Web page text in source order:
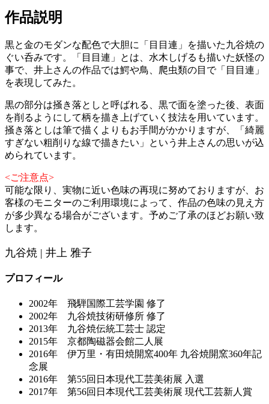
作品説明
黒と金のモダンな配色で大胆に「目目連」を描いた九谷焼の
ぐい呑みです。「目目連」とは、水木しげるも描いた妖怪の
事で、井上さんの作品では鰐や鳥、爬虫類の目で「目目連」
を表現してみた。
黒の部分は掻き落としと呼ばれる、黒で面を塗った後、表面
を削るようにして柄を描き上げていく技法を用いています。
掻き落としは筆で描くよりもお手間がかかりますが、「綺麗
すぎない粗削りな線で描きたい」という井上さんの思いが込
められています。
<ご注意点>
可能な限り、実物に近い色味の再現に努めておりますが、お
客様のモニターのご利用環境によって、作品の色味の見え方
が多少異なる場合がございます。予めご了承のほどお願い致
します。
九谷焼 | 井上 雅子
プロフィール
2002年 飛騨国際工芸学園 修了
2002年 九谷焼技術研修所 修了
2013年 九谷焼伝統工芸士 認定
2015年 京都陶磁器会館二人展
2016年 伊万里・有田焼開窯400年 九谷焼開窯360年記
念展
2016年 第55回日本現代工芸美術展 入選
2017年 第56回日本現代工芸美術展 現代工芸新人賞